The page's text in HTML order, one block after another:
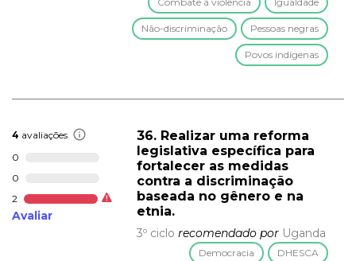
Não-discriminação Pessoas negras
Povos indígenas
4 avaliações
0
0
2
Avaliar
36. Realizar uma reforma
legislativa específica para
fortalecer as medidas
contra a discriminação
baseada no gênero e na
etnia.
3º ciclo recomendado por Uganda
Democracia DHESCA